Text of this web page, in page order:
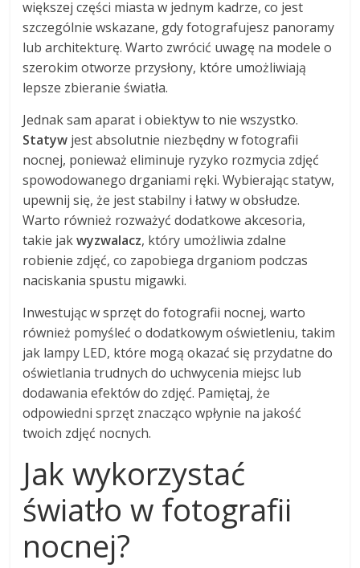
większej części miasta w jednym kadrze, co jest
szczególnie wskazane, gdy fotografujesz panoramy
lub architekturę. Warto zwrócić uwagę na modele o
szerokim otworze przysłony, które umożliwiają
lepsze zbieranie światła.
Jednak sam aparat i obiektyw to nie wszystko.
Statyw jest absolutnie niezbędny w fotografii
nocnej, ponieważ eliminuje ryzyko rozmycia zdjęć
spowodowanego drganiami ręki. Wybierając statyw,
upewnij się, że jest stabilny i łatwy w obsłudze.
Warto również rozważyć dodatkowe akcesoria,
takie jakwyzwalacz, który umożliwia zdalne
robienie zdjęć, co zapobiega drganiom podczas
naciskania spustu migawki.
Inwestując w sprzęt do fotografii nocnej, warto
również pomyśleć o dodatkowym oświetleniu, takim
jak lampy LED, które mogą okazać się przydatne do
oświetlania trudnych do uchwycenia miejsc lub
dodawania efektów do zdjęć. Pamiętaj, że
odpowiedni sprzęt znacząco wpłynie na jakość
twoich zdjęć nocnych.
Jak wykorzystać
światło w fotografii
nocnej?